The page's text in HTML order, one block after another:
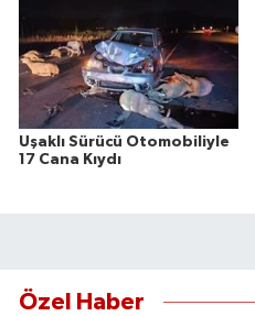
Uşaklı Sürücü Otomobiliyle
17 Cana Kıydı
Özel Haber